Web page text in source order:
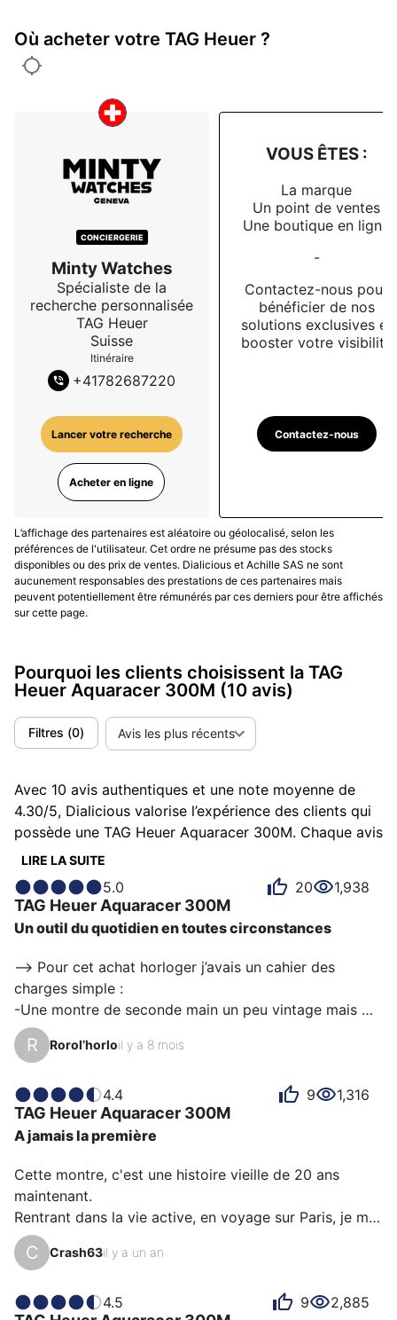
Où acheter votre TAG Heuer ?
CONCIERGERIE
Minty Watches
Spécialiste de la
recherche personnalisée
TAG Heuer
Suisse
Itinéraire
+41782687220
Lancer votre recherche
Acheter en ligne
VOUS ÊTES :
La marque
Un point de ventes
Une boutique en ligne
-
Contactez-nous pour
bénéficier de nos
solutions exclusives et
booster votre visibilité
Contactez-nous
L’affichage des partenaires est aléatoire ou géolocalisé, selon les
préférences de l'utilisateur. Cet ordre ne présume pas des stocks
disponibles ou des prix de ventes. Dialicious et Achille SAS ne sont
aucunement responsables des prestations de ces partenaires mais
peuvent potentiellement être rémunérés par ces derniers pour être affichés
sur cette page.
Pourquoi les clients choisissent la TAG
Heuer Aquaracer 300M (10 avis)
Filtres (0) Avis les plus récents
Avec 10 avis authentiques et une note moyenne de
4.30/5, Dialicious valorise l’expérience des clients qui
possède une TAG Heuer Aquaracer 300M. Chaque avis
est une source d’inspiration pour comprendre ce qui
rend la TAG Heuer Aquaracer 300M unique aux yeux
de ses possesseurs. Certains la décrivent comme
robuste, d'autres comme aboutie ou efficace et
chacun a des raisons personnelles d’aimer sa
Aquaracer 300M pour sa robustesse, sa précision ou
encore son rapport qualité-prix.
LIRE LA SUITE
5.0 20 1,938
TAG Heuer Aquaracer 300M
Un outil du quotidien en toutes circonstances
—> Pour cet achat horloger j’avais un cahier des
charges simple :
-Une montre de seconde main un peu vintage mais
pas trop ! :-)
-Une montre qui peut être portée au quotidien sans
-Une montre agréable en toutes circonstances!
Je me suis à rechercher du coup une montre mais
avec un diamètre contenu, verre saphir, mouvement
une étanchéité importante pour aller dans l’eau en été
😁
Et à force de prospecter je suis tombé sur cette…
R Rorol’horloil y a 8 mois
4.4 9 1,316
TAG Heuer Aquaracer 300M
A jamais la première
Cette montre, c'est une histoire vieille de 20 ans
maintenant.
Rentrant dans la vie active, en voyage sur Paris, je me
ballade sur les grands boulevards avec la curiosité des
montres.
Au détour du stand Tag Heuer, je tombe sur celle-ci et
C Crash63il y a un an
4.5 9 2,885